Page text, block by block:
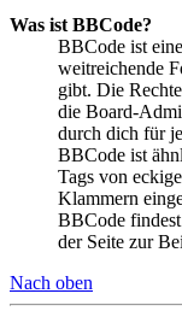
Was ist BBCode?
BBCode ist
weitreichende
gibt. Die
die Board-
durch dich für
BBCode ist
Tags von
Klammern
BBCode
der Seite zur
Nach oben